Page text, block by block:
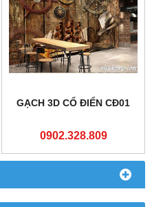
GẠCH 3D CỔ ĐIỂN CĐ01
0902.328.809